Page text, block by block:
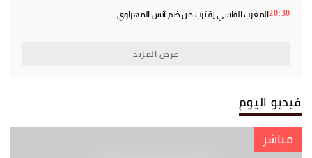
20:30المغرب الفاسي يقترب من ضم أنس المهراوي
عرض المزيد
فيديو اليوم
مباشر